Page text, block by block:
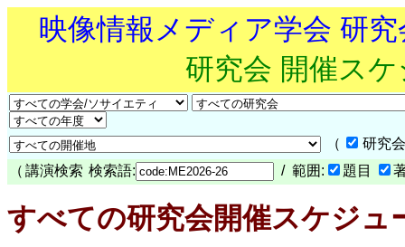
映像情報メディア学会 研
研究会 開催ス
（
研究
（ 講演検索 検索語: / 範囲: 題目
すべての研究会開催スケジュ